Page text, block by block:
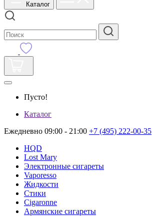
Каталог
Пусто!
Каталог
Ежедневно 09:00 - 21:00 +7 (495) 222-00-35
HQD
Lost Mary
Электронные сигареты
Vaporesso
Жидкости
Стики
Cigaronne
Армянские сигареты